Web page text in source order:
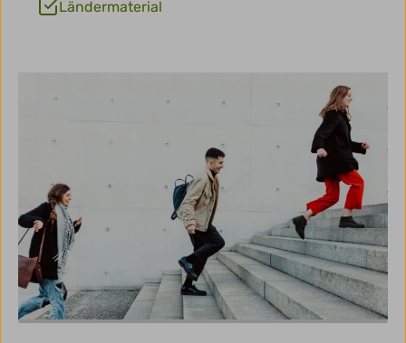
Ländermaterial